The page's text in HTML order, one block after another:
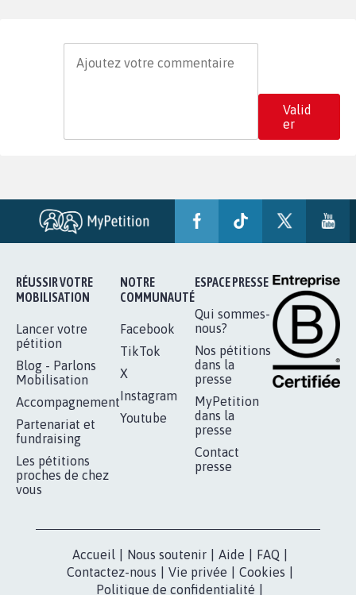
Valid
er
RÉUSSIR VOTRE
MOBILISATION
Lancer votre
pétition
Blog - Parlons
Mobilisation
Accompagnement
Partenariat et
fundraising
Les pétitions
proches de chez
vous
NOTRE
COMMUNAUTÉ
Facebook
TikTok
X
Instagram
Youtube
ESPACE PRESSE
Qui sommes-
nous?
Nos pétitions
dans la
presse
MyPetition
dans la
presse
Contact
presse
Accueil Nous soutenir Aide FAQ
Contactez-nous
Vie privée Cookies
Politique de confidentialité